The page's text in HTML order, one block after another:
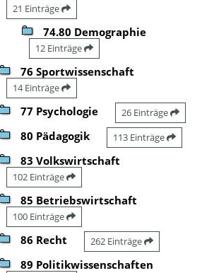
21 Einträge
74.80 Demographie
12 Einträge
76 Sportwissenschaft
14 Einträge
77 Psychologie 26 Einträge
80 Pädagogik 113 Einträge
83 Volkswirtschaft
102 Einträge
85 Betriebswirtschaft
100 Einträge
86 Recht 262 Einträge
89 Politikwissenschaften